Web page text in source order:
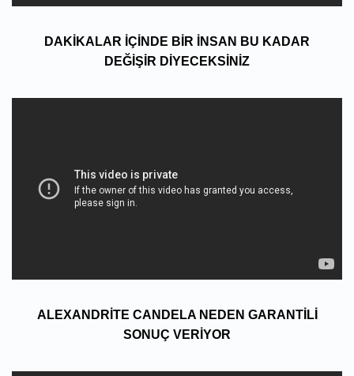
DAKIKALAR IÇINDE BIR INSAN BU KADAR
DEĞIŞIR DIYECEKSINIZ
ALEXANDRITE CANDELA NEDEN GARANTILI
SONUÇ VERIYOR